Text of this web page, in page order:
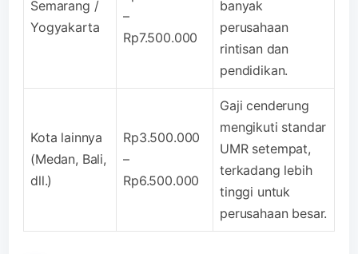
Semarang /
Yogyakarta
–
Rp7.500.000
banyak
perusahaan
rintisan dan
pendidikan.
Kota lainnya
(Medan, Bali,
dll.)
Rp3.500.000
–
Rp6.500.000
Gaji cenderung
mengikuti standar
UMR setempat,
terkadang lebih
tinggi untuk
perusahaan besar.